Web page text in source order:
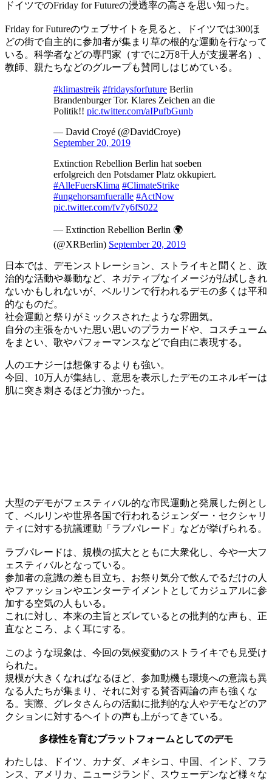
ドイツでのFriday for Futureの浸透率の高さを思い知った。
Friday for Futureのウェブサイトを見ると、ドイツでは300ほ
どの街で自主的に参加者が集まり草の根的な運動を行なって
いる。科学者などの専門家（すでに2万8千人が支援署名）、
教師、親たちなどのグループも賛同しはじめている。
#klimastreik #fridaysforfuture Berlin
Brandenburger Tor. Klares Zeichen an die
Politik!! pic.twitter.com/aIPufbGunb
— David Croyé (@DavidCroye)
September 20, 2019
Extinction Rebellion Berlin hat soeben
erfolgreich den Potsdamer Platz okkupiert.
#AlleFuersKlima #ClimateStrike
#ungehorsamfueralle #ActNow
pic.twitter.com/fv7y6fS022
— Extinction Rebellion Berlin 🌍
(@XRBerlin) September 20, 2019
日本では、デモンストレーション、ストライキと聞くと、政
治的な活動や暴動など、ネガティブなイメージが払拭しきれ
ないかもしれないが、ベルリンで行われるデモの多くは平和
的なものだ。
社会運動と祭りがミックスされたような雰囲気。
自分の主張をかいた思い思いのプラカードや、コスチューム
をまとい、歌やパフォーマンスなどで自由に表現する。
人のエナジーは想像するよりも強い。
今回、10万人が集結し、意思を表示したデモのエネルギーは
肌に突き刺さるほど力強かった。
大型のデモがフェスティバル的な市民運動と発展した例とし
て、ベルリンや世界各国で行われるジェンダー・セクシャリ
ティに対する抗議運動「ラブパレード」などが挙げられる。
ラブパレードは、規模の拡大とともに大衆化し、今や一大フ
ェスティバルとなっている。
参加者の意識の差も目立ち、お祭り気分で飲んでるだけの人
やファッションやエンターテイメントとしてカジュアルに参
加する空気の人もいる。
これに対し、本来の主旨とズレているとの批判的な声も、正
直なところ、よく耳にする。
このような現象は、今回の気候変動のストライキでも見受け
られた。
規模が大きくなればなるほど、参加動機も環境への意識も異
なる人たちが集まり、それに対する賛否両論の声も強くな
る。実際、グレタさんらの活動に批判的な人やデモなどのア
クションに対するヘイトの声も上がってきている。
多様性を育むプラットフォームとしてのデモ
わたしは、ドイツ、カナダ、メキシコ、中国、インド、フラ
ンス、アメリカ、ニュージランド、スウェーデンなど様々な